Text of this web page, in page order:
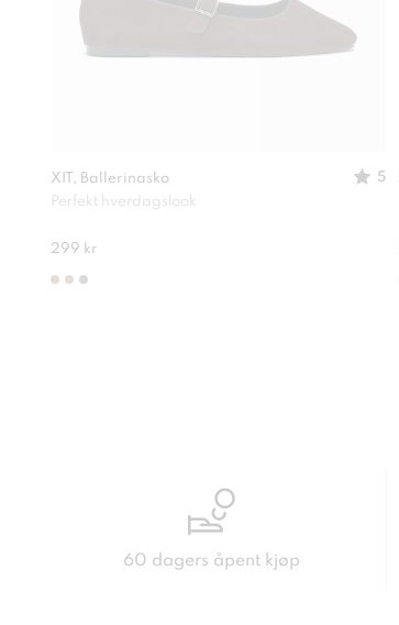
XIT, Ballerinasko
5
Perfekt hverdagslook
299 kr
60 dagers åpent kjøp